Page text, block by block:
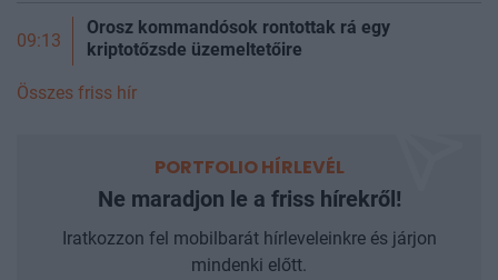
09:13
Orosz kommandósok rontottak rá egy
kriptotőzsde üzemeltetőire
Összes friss hír
PORTFOLIO HÍRLEVÉL
Ne maradjon le a friss hírekről!
Iratkozzon fel mobilbarát hírleveleinkre és járjon
mindenki előtt.